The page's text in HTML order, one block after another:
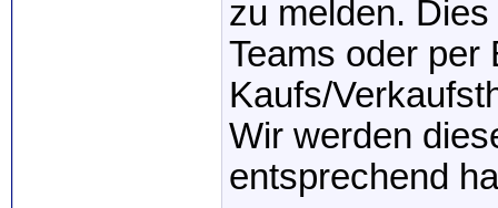
zu melden.
Teams oder per
Kaufs/
Wir werden
entsprechend